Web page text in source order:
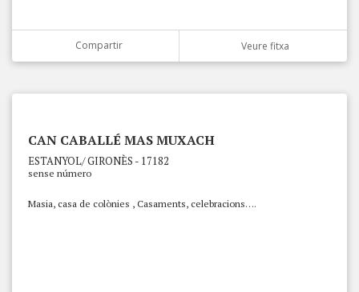
Compartir Veure fitxa
CAN CABALLÉ MAS MUXACH
ESTANYOL/ GIRONÈS - 17182
sense número
Masia, casa de colònies , Casaments, celebracions….